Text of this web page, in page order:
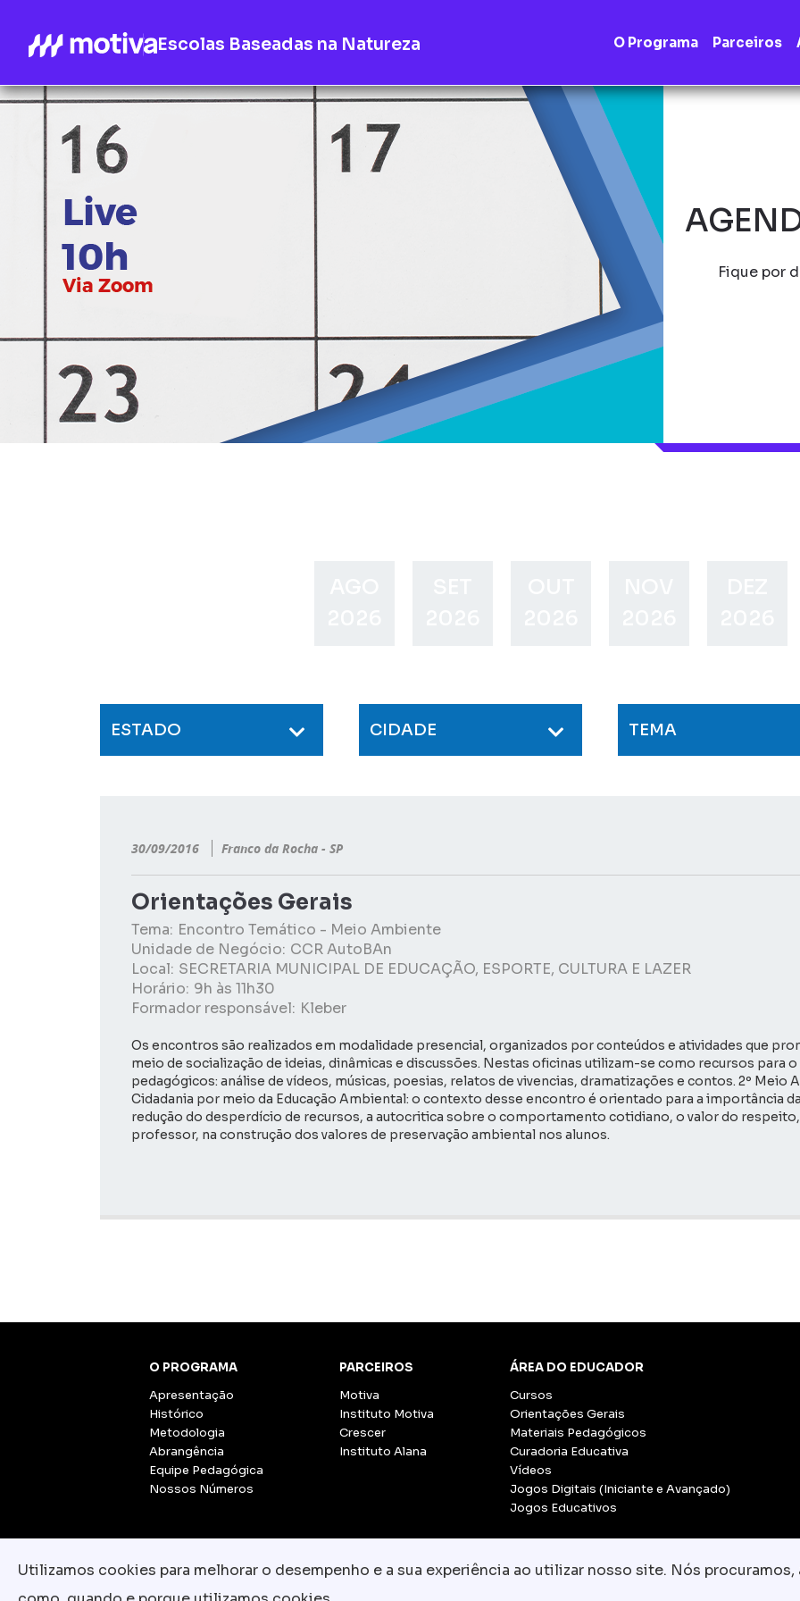
Escolas Baseadas na Natureza O Programa Parceiros
Fique por
ESTADO CIDADE TEMA
30/09/2016 Franco da Rocha - SP
Orientações Gerais
Tema: Encontro Temático - Meio Ambiente
Unidade de Negócio: CCR AutoBAn
Local: SECRETARIA MUNICIPAL DE EDUCAÇÃO, ESPORTE, CULTURA E LAZER
Horário: 9h às 11h30
Formador responsável: Kleber
Os encontros são realizados em modalidade presencial, organizados por conteúdos e atividades que
meio de socialização de ideias, dinâmicas e discussões. Nestas oficinas utilizam-se como recursos para
pedagógicos: análise de vídeos, músicas, poesias, relatos de vivencias, dramatizações e contos. 2º
Cidadania por meio da Educação Ambiental: o contexto desse encontro é orientado para a importância
redução do desperdício de recursos, a autocritica sobre o comportamento cotidiano, o valor do
professor, na construção dos valores de preservação ambiental nos alunos.
O PROGRAMA
Apresentação
Histórico
Metodologia
Abrangência
Equipe Pedagógica
Nossos Números
PARCEIROS
Motiva
Instituto Motiva
Crescer
Instituto Alana
ÁREA DO EDUCADOR
Cursos
Orientações Gerais
Materiais Pedagógicos
Curadoria Educativa
Vídeos
Jogos Digitais (Iniciante e Avançado)
Jogos Educativos
Utilizamos cookies para melhorar o desempenho e a sua experiência ao utilizar nosso site. Nós